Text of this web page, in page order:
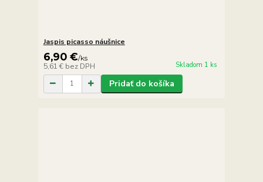
Jaspis picasso náušnice
6,90 €/ks
5,61 € bez DPH Skladom 1 ks
Pridať do košíka